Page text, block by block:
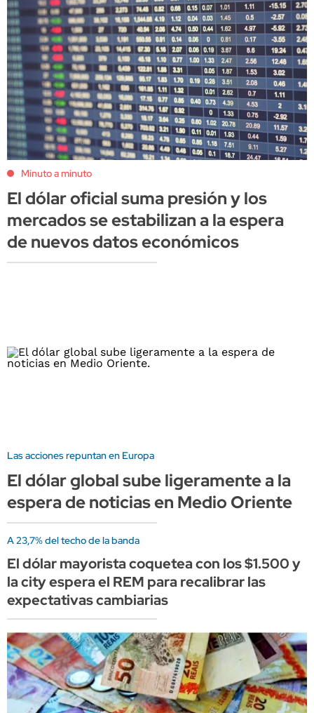
Minuto a minuto
El dólar oficial suma presión y los
mercados se estabilizan a la espera
de nuevos datos económicos
Las acciones repuntan en Europa
El dólar global sube ligeramente a la
espera de noticias en Medio Oriente
A 23,7% del techo de la banda
El dólar mayorista coquetea con los $1.500 y
la city espera el REM para recalibrar las
expectativas cambiarias